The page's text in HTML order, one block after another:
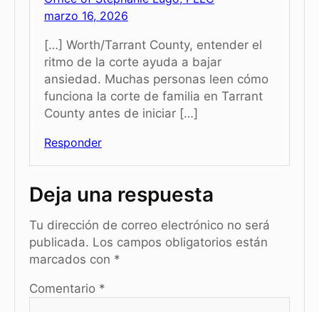
marzo 16, 2026
[…] Worth/Tarrant County, entender el
ritmo de la corte ayuda a bajar
ansiedad. Muchas personas leen cómo
funciona la corte de familia en Tarrant
County antes de iniciar […]
Responder
Deja una respuesta
Tu dirección de correo electrónico no será
publicada. Los campos obligatorios están
marcados con *
Comentario *